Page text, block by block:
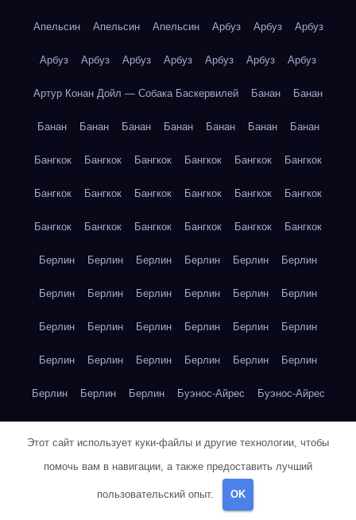
Апельсин Апельсин Апельсин Арбуз Арбуз Арбуз
Арбуз Арбуз Арбуз Арбуз Арбуз Арбуз Арбуз
Артур Конан Дойл — Собака Баскервилей Банан Банан
Банан Банан Банан Банан Банан Банан Банан
Бангкок Бангкок Бангкок Бангкок Бангкок Бангкок
Бангкок Бангкок Бангкок Бангкок Бангкок Бангкок
Бангкок Бангкок Бангкок Бангкок Бангкок Бангкок
Берлин Берлин Берлин Берлин Берлин Берлин
Берлин Берлин Берлин Берлин Берлин Берлин
Берлин Берлин Берлин Берлин Берлин Берлин
Берлин Берлин Берлин Берлин Берлин Берлин
Берлин Берлин Берлин Буэнос-Айрес Буэнос-Айрес
Буэнос-Айрес
Буэнос-Айрес Буэнос-Айрес
Этот сайт использует куки-файлы и другие технологии, чтобы
помочь вам в навигации, а также предоставить лучший
пользовательский опыт. OK